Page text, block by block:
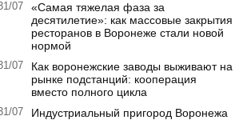
07
«Самая тяжелая фаза за
десятилетие»: как массовые закрытия
ресторанов в Воронеже стали новой
нормой
07
Как воронежские заводы выживают на
рынке подстанций: кооперация
вместо полного цикла
07
Индустриальный пригород Воронежа